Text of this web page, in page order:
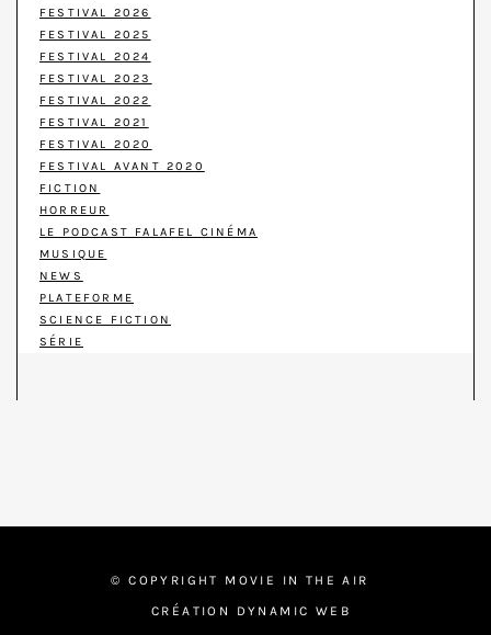
FESTIVAL 2026
FESTIVAL 2025
FESTIVAL 2024
FESTIVAL 2023
FESTIVAL 2022
FESTIVAL 2021
FESTIVAL 2020
FESTIVAL AVANT 2020
FICTION
HORREUR
LE PODCAST FALAFEL CINÉMA
MUSIQUE
NEWS
PLATEFORME
SCIENCE FICTION
SÉRIE
© COPYRIGHT MOVIE IN THE AIR
CRÉATION DYNAMIC WEB